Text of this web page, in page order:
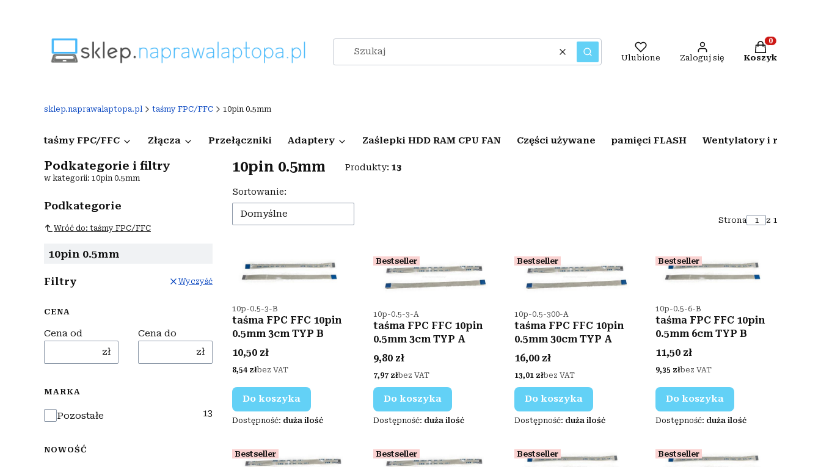
WyczyśćSzukaj Ulubione Zaloguj się
Produkty w
Koszyk
sklep.naprawalaptopa.pl taśmy FPC/FFC 10pin 0.5mm
taśmy FPC/FFC Złącza Przełączniki Adaptery Zaślepki HDD RAM CPU FAN Części używane pamięci FLASH Wentylatory i radiatory
Podkategorie i filtry
w kategorii: 10pin 0.5mm
Podkategorie
Wróć do: taśmy FPC/FFC
10pin 0.5mm
Filtry Wyczyść
CENA
Cena od
zł
Cena do
zł
MARKA
Marka
Pozostałe 13
NOWOŚĆ
10pin 0.5mm Produkty: 13
Lista produktów
Sortowanie:
Domyślne
Strona z 1
Kod produktu
10p-0.5-3-B
taśma FPC FFC 10pin
0.5mm 3cm TYP B
Cena
10,50 zł
Cena
8,54 złbez VAT
Do koszyka
Dostępność: duża ilość
Bestseller
Kod produktu
10p-0.5-3-A
taśma FPC FFC 10pin
0.5mm 3cm TYP A
Cena
9,80 zł
Cena
7,97 złbez VAT
Do koszyka
Dostępność: duża ilość
Bestseller
Kod produktu
10p-0.5-300-A
taśma FPC FFC 10pin
0.5mm 30cm TYP A
Cena
16,00 zł
Cena
13,01 złbez VAT
Do koszyka
Dostępność: duża ilość
Bestseller
Kod produktu
10p-0.5-6-B
taśma FPC FFC 10pin
0.5mm 6cm TYP B
Cena
11,50 zł
Cena
9,35 złbez VAT
Do koszyka
Dostępność: duża ilość
Bestseller Bestseller Bestseller Bestseller